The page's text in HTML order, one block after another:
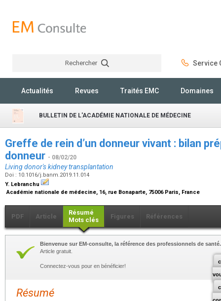
Rechercher Service
Actualités Revues Traités EMC Domaines
BULLETIN DE L'ACADÉMIE NATIONALE DE MÉDECINE
Greffe de rein d’un donneur vivant : bilan
donneur - 08/02/20
Living donor's kidney transplantation
Doi : 10.1016/j.banm.2019.11.014
Y. Lebranchu
Académie nationale de médecine, 16, rue Bonaparte, 75006 Paris, France
PDF Article
Résumé
Mots clés
Figures Références
Bienvenue sur EM-consulte, la référence des professionnels de santé.
Article gratuit.
Connectez-vous pour en bénéficier!
Résumé